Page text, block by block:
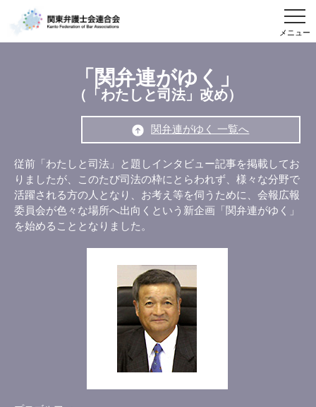
メニュー
「関弁連がゆく」
（「わたしと司法」改め）
関弁連がゆく 一覧へ
従前「わたしと司法」と題しインタビュー記事を掲載してお
りましたが、このたび司法の枠にとらわれず、様々な分野で
活躍される方の人となり、お考え等を伺うために、会報広報
委員会が色々な場所へ出向くという新企画「関弁連がゆく」
を始めることとなりました。